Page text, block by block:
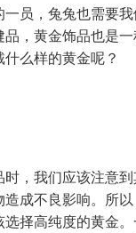
员，兔兔也需要我
，黄金饰品也是
么样的黄金呢？
，我们应该注意
成不良影响。所
择高纯度的黄金。